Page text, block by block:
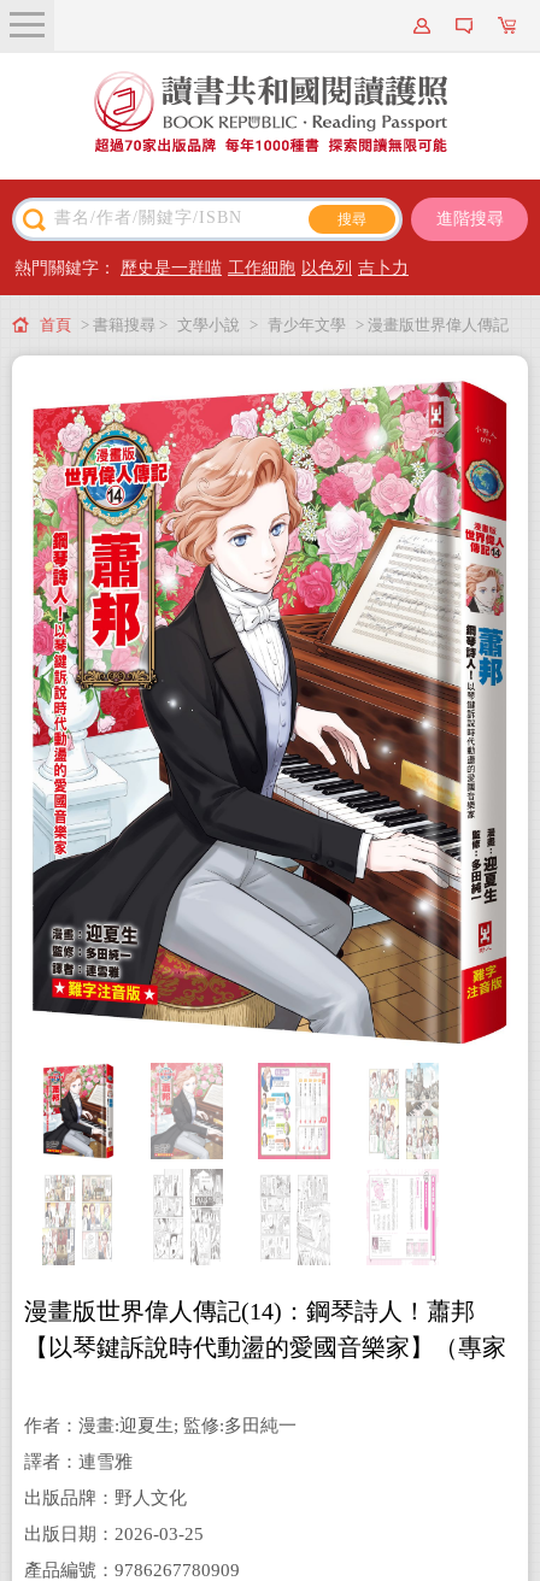
關於我們
近期新書
主題閱讀
出版專區
會員專屬
會員儲值方案
進階搜尋
熱門關鍵字： 歷史是一群喵 工作細胞 以色列 吉卜力
首頁 > 書籍搜尋 > 文學小說 > 青少年文學 > 漫畫版世界偉人傳記
(14)：鋼琴詩人！蕭邦【以琴鍵訴說時代動盪的愛國音樂家】（專家監修．難
字注音版）
漫畫版世界偉人傳記(14)：鋼琴詩人！蕭邦
【以琴鍵訴說時代動盪的愛國音樂家】（專家
作者：漫畫:迎夏生; 監修:多田純一
譯者：連雪雅
出版品牌：野人文化
出版日期：2026-03-25
產品編號：9786267780909